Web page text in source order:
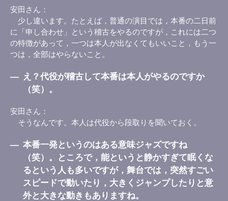
安田さん
少し違います。たとえば，普通の演目では，本番の二日前
に「申し合わせ」という稽古をやるのですが，これには二つ
の特徴があって，一つは本人が出なくてもいいこと，もう一
つは，全部はやらないこと。
― え？代役が稽古して本番は本人がやるのですか
（笑）。
安田さん
そうなんです。本人は代役から段取りを聞いておく。
― 本番一発というのはある意味ジャズですね
（笑）。ところで，能というと静かすぎて眠くな
るという人も多いですが，舞台では，突然すごい
スピードで動いたり，大きくジャンプしたりと意
外と大きな動きもありますね。